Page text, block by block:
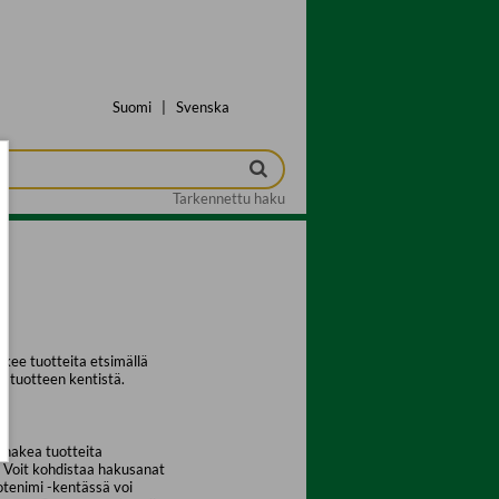
Suomi Svenska
Tarkennettu haku
tuotteita etsimällä
tuotteen kentistä.
hakea tuotteita
kohdistaa hakusanat
-kentässä voi